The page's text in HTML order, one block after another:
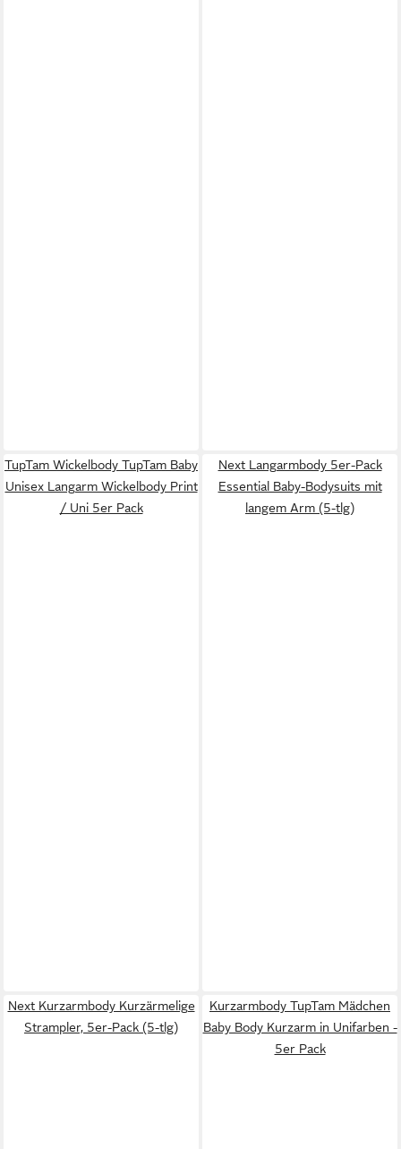
TupTam Wickelbody TupTam Baby
Unisex Langarm Wickelbody Print
/ Uni 5er Pack
Next Langarmbody 5er-Pack
Essential Baby-Bodysuits mit
langem Arm (5-tlg)
Next Kurzarmbody Kurzärmelige
Strampler, 5er-Pack (5-tlg)
Kurzarmbody TupTam Mädchen
Baby Body Kurzarm in Unifarben -
5er Pack